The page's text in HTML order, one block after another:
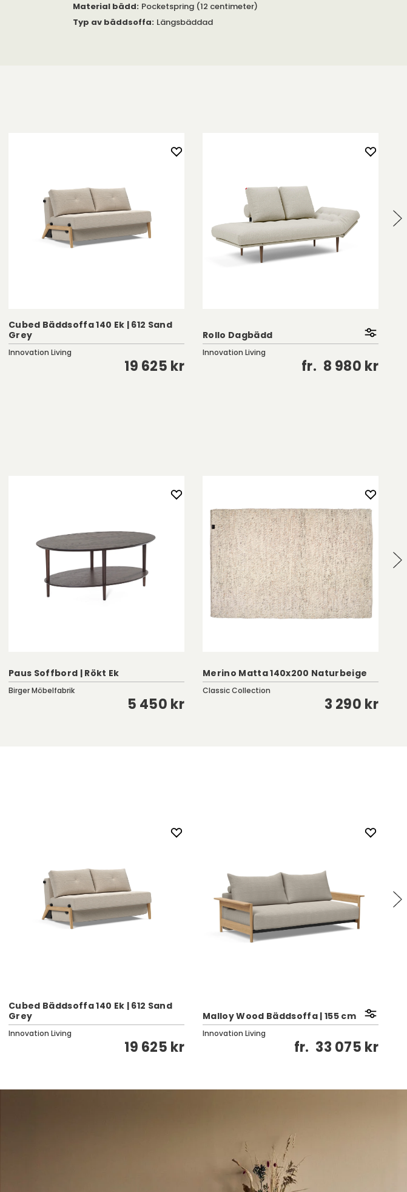
Material bädd: Pocketspring (12 centimeter)
Typ av bäddsoffa: Längsbäddad
Cubed Bäddsoffa 140 Ek | 612 Sand
Grey
Innovation Living
19 625 kr
Rollo Dagbädd
Innovation Living
fr. 8 980 kr
Paus Soffbord | Rökt Ek
Birger Möbelfabrik
5 450 kr
Merino Matta 140x200 Naturbeige
Classic Collection
3 290 kr
Cubed Bäddsoffa 140 Ek | 612 Sand
Grey
Innovation Living
19 625 kr
Malloy Wood Bäddsoffa | 155 cm
Innovation Living
fr. 33 075 kr